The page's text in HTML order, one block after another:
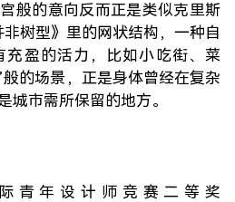
般的意向反而正是类似克里斯
树型》里的网状结构，一种自
充盈的活力，比如小吃街、菜
的场景，正是身体曾经在复杂
城市需所保留的地方。
青年设计师竞赛二等奖